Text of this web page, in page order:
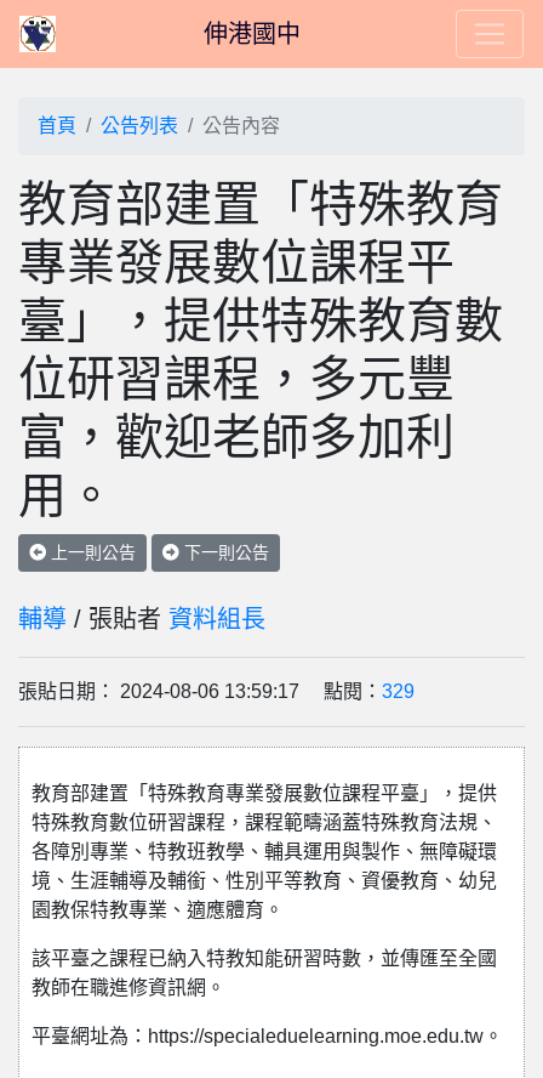
伸港國中
首頁 公告列表 公告內容
教育部建置「特殊教育
專業發展數位課程平
臺」，提供特殊教育數
位研習課程，多元豐
富，歡迎老師多加利
用。
上一則公告 下一則公告
輔導 / 張貼者 資料組長
張貼日期： 2024-08-06 13:59:17 點閱： 329
教育部建置「特殊教育專業發展數位課程平臺」，提供
特殊教育數位研習課程，課程範疇涵蓋特殊教育法規、
各障別專業、特教班教學、輔具運用與製作、無障礙環
境、生涯輔導及輔銜、性別平等教育、資優教育、幼兒
園教保特教專業、適應體育。
該平臺之課程已納入特教知能研習時數，並傳匯至全國
教師在職進修資訊網。
平臺網址為：https://specialeduelearning.moe.edu.tw。